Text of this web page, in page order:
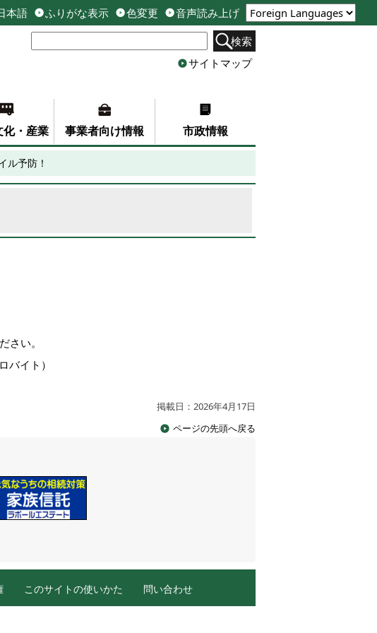
本語 ふりがな表示 色変更
音声読み上げ
検索
サイトマップ
化・産業 事業者向け情報 市政情報
ル予防！
さい。
バイト）
掲載日：2026年4月17日
ページの先頭へ戻る
このサイトの使いかた 問い合わせ